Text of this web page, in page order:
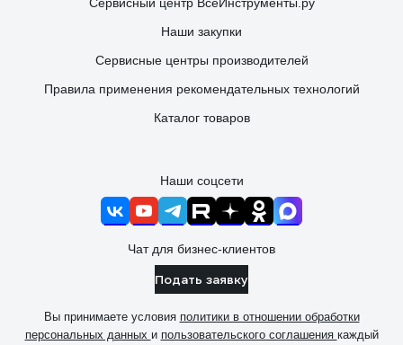
Наши закупки
Сервисные центры производителей
Правила применения рекомендательных технологий
Каталог товаров
Наши соцсети
Чат для бизнес-клиентов
Подать заявку
Вы принимаете условия политики в отношении обработки
персональных данных и пользовательского соглашения каждый